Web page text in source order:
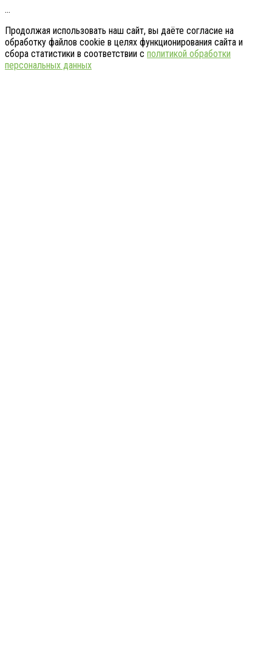
…
Продолжая использовать наш сайт, вы даёте согласие на
обработку файлов cookie в целях функционирования сайта и
сбора статистики в соответствии с политикой обработки
персональных данных